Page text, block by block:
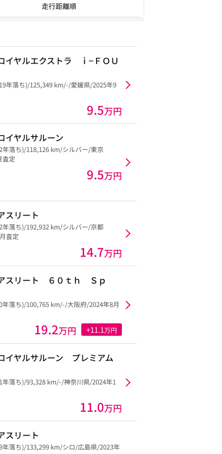
走行距離順
イヤルエクストラ ｉ−ＦＯＵ
年落ち)/125,349 km/-/愛媛県/2025年9
9.5万円
イヤルサルーン
年落ち)/118,126 km/シルバー/東京
査定
9.5万円
スリート
年落ち)/192,932 km/シルバー/京都
査定
14.7万円
スリート ６０ｔｈ Ｓｐ
年落ち)/100,765 km/-/大阪府/2024年8月
19.2万円 +11.1万円
イヤルサルーン プレミアム
年落ち)/93,328 km/-/神奈川県/2024年1
11.0万円
スリート
年落ち)/133,299 km/シロ/広島県/2023年